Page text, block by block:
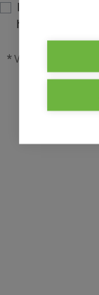
Ik heb het
hiermee akkoord.
*Verplicht in te vullen